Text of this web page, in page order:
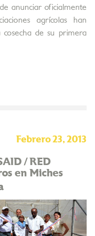
anunciar oficialmente
agrícolas han
de su primera
Febrero 23, 2013
/ RED
en Miches